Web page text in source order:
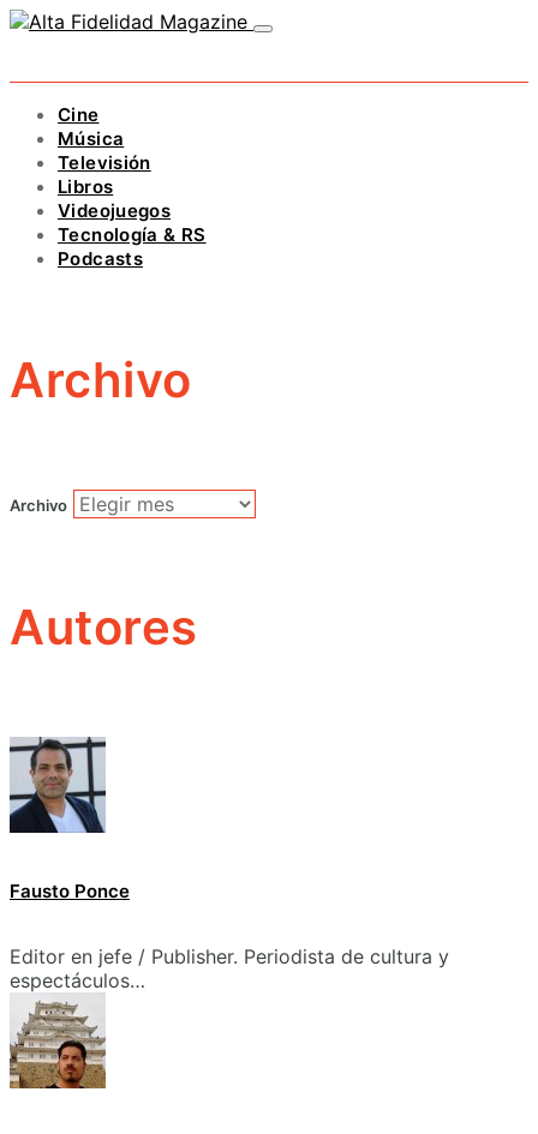
Cine
Música
Televisión
Libros
Videojuegos
Tecnología & RS
Podcasts
Archivo
Archivo
Autores
Fausto Ponce
Editor en jefe / Publisher. Periodista de cultura y
espectáculos…